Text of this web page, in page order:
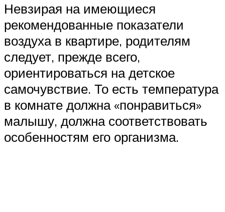
Невзирая на имеющиеся
рекомендованные показатели
воздуха в квартире, родителям
следует, прежде всего,
ориентироваться на детское
самочувствие. То есть температура
в комнате должна «понравиться»
малышу, должна соответствовать
особенностям его организма.